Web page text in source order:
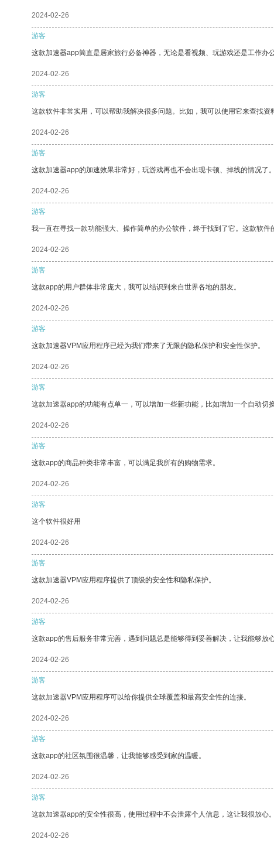
2024-02-26
游客
这款加速器app简直是居家旅行必备神器，无论是看视频、玩游戏还是工作办
2024-02-26
游客
这款软件非常实用，可以帮助我解决很多问题。比如，我可以使用它来查找资
2024-02-26
游客
这款加速器app的加速效果非常好，玩游戏再也不会出现卡顿、掉线的情况了
2024-02-26
游客
我一直在寻找一款功能强大、操作简单的办公软件，终于找到了它。这款软
2024-02-26
游客
这款app的用户群体非常庞大，我可以结识到来自世界各地的朋友。
2024-02-26
游客
这款加速器VPM应用程序已经为我们带来了无限的隐私保护和安全性保护。
2024-02-26
游客
这款加速器app的功能有点单一，可以增加一些新功能，比如增加一个自动切
2024-02-26
游客
这款app的商品种类非常丰富，可以满足我所有的购物需求。
2024-02-26
游客
这个软件很好用
2024-02-26
游客
这款加速器VPM应用程序提供了顶级的安全性和隐私保护。
2024-02-26
游客
这款app的售后服务非常完善，遇到问题总是能够得到妥善解决，让我能够放心
2024-02-26
游客
这款加速器VPM应用程序可以给你提供全球覆盖和最高安全性的连接。
2024-02-26
游客
这款app的社区氛围很温馨，让我能够感受到家的温暖。
2024-02-26
游客
这款加速器app的安全性很高，使用过程中不会泄露个人信息，这让我很放心
2024-02-26